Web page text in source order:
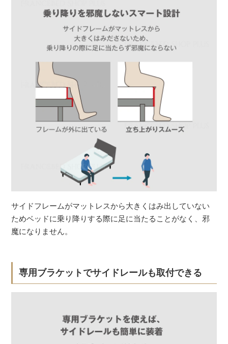
サイドフレームがマットレスから大きくはみ出していない
ためベッドに乗り降りする際に足に当たることがなく、邪
魔になりません。
専用ブラケットでサイドレールも取付できる